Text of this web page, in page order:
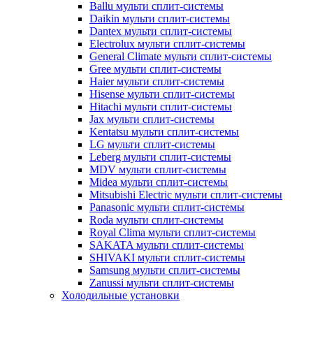
Ballu мульти сплит-системы
Daikin мульти сплит-системы
Dantex мульти сплит-системы
Electrolux мульти сплит-системы
General Climate мульти сплит-системы
Gree мульти сплит-системы
Haier мульти сплит-системы
Hisense мульти сплит-системы
Hitachi мульти сплит-системы
Jax мульти сплит-системы
Kentatsu мульти сплит-системы
LG мульти сплит-системы
Leberg мульти сплит-системы
MDV мульти сплит-системы
Midea мульти сплит-системы
Mitsubishi Electric мульти сплит-системы
Panasonic мульти сплит-системы
Roda мульти сплит-системы
Royal Clima мульти сплит-системы
SAKATA мульти сплит-системы
SHIVAKI мульти сплит-системы
Samsung мульти сплит-системы
Zanussi мульти сплит-системы
Холодильные установки